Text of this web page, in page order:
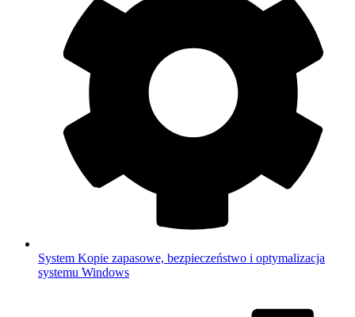
System Kopie zapasowe, bezpieczeństwo i optymalizacja
systemu Windows